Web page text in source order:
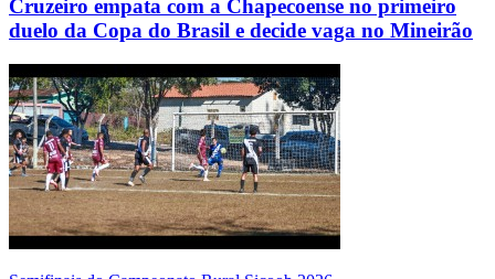
Cruzeiro empata com a Chapecoense no primeiro
duelo da Copa do Brasil e decide vaga no Mineirão